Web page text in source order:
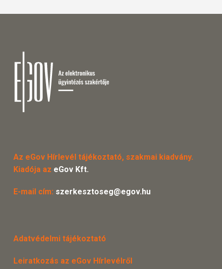
Az eGov Hírlevél tájékoztató, szakmai kiadvány.
Kiadója az eGov Kft.
E-mail cím: szerkesztoseg@egov.hu
Adatvédelmi tájékoztató
Leiratkozás az eGov Hírlevélről